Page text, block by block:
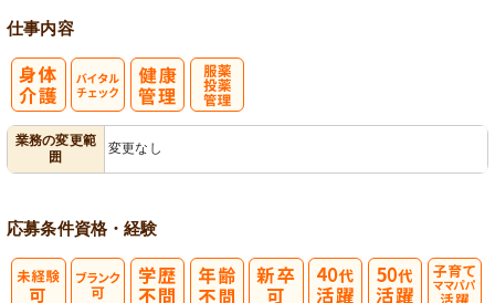
仕事内容
業務の変更範
囲
変更なし
応募条件資格・経験